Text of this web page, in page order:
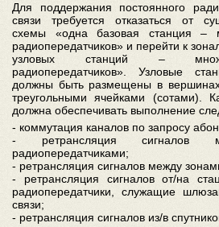
Для поддержания постоянного
связи требуется отказаться от
схемы «одна базовая станция –
радиопередатчиков» и перейти к
узловых станций –
радиопередатчиков». Узловые
должны быть размещены в вершинах
треугольными ячейками (сотами).
должна обеспечивать выполнение
- коммутация каналов по запросу
- ретрансляция сигналов
радиопередатчиками;
- ретрансляция сигналов между
- ретрансляция сигналов от/на
радиопередатчики, служащие
связи;
- ретрансляция сигналов из/в